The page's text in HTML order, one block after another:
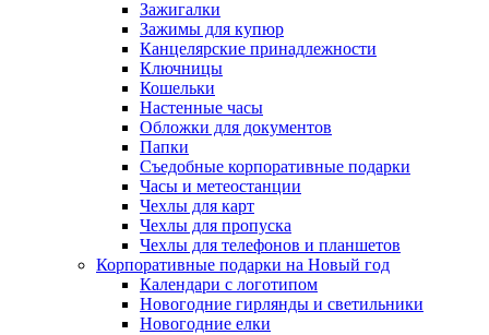
Зажигалки
Зажимы для купюр
Канцелярские принадлежности
Ключницы
Кошельки
Настенные часы
Обложки для документов
Папки
Съедобные корпоративные подарки
Часы и метеостанции
Чехлы для карт
Чехлы для пропуска
Чехлы для телефонов и планшетов
Корпоративные подарки на Новый год
Календари с логотипом
Новогодние гирлянды и светильники
Новогодние елки